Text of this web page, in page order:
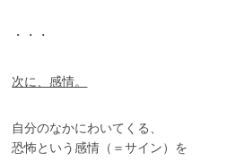
・・・
次に、感情。
自分のなかにわいてくる、
恐怖という感情（＝サイン）を